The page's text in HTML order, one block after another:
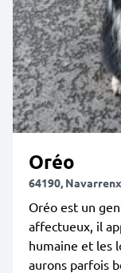
Oréo
64190, Navarrenx
Oréo est un
affectueux, il
humaine et les
aurons parfois